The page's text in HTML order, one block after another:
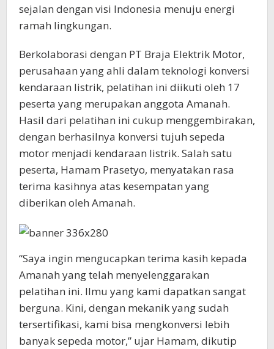
sejalan dengan visi Indonesia menuju energi
ramah lingkungan.
Berkolaborasi dengan PT Braja Elektrik Motor,
perusahaan yang ahli dalam teknologi konversi
kendaraan listrik, pelatihan ini diikuti oleh 17
peserta yang merupakan anggota Amanah.
Hasil dari pelatihan ini cukup menggembirakan,
dengan berhasilnya konversi tujuh sepeda
motor menjadi kendaraan listrik. Salah satu
peserta, Hamam Prasetyo, menyatakan rasa
terima kasihnya atas kesempatan yang
diberikan oleh Amanah.
“Saya ingin mengucapkan terima kasih kepada
Amanah yang telah menyelenggarakan
pelatihan ini. Ilmu yang kami dapatkan sangat
berguna. Kini, dengan mekanik yang sudah
tersertifikasi, kami bisa mengkonversi lebih
banyak sepeda motor,” ujar Hamam, dikutip